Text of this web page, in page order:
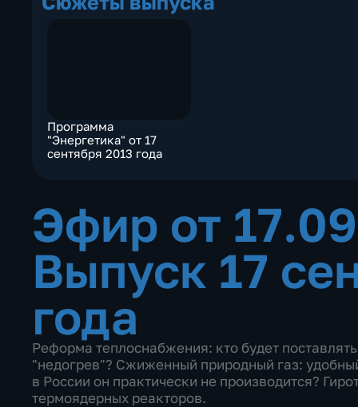
Программа
"Энергетика" от 17
сентября 2013 года
Эфир от
Выпуск 17
года
Реформа теплоснабжения: кто будет
"недогрев"? Сжиженный природный газ:
в России он практически не производится?
термоядерных реакторов.